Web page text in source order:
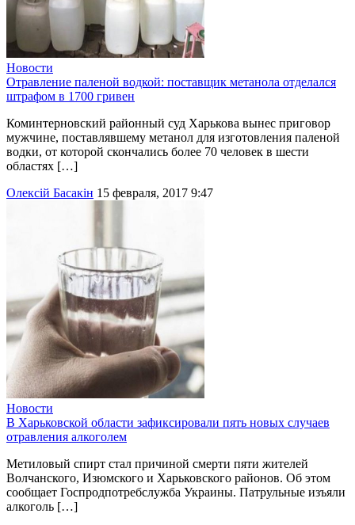
Новости
Отравление паленой водкой: поставщик метанола отделался
штрафом в 1700 гривен
Коминтерновский районный суд Харькова вынес приговор
мужчине, поставлявшему метанол для изготовления паленой
водки, от которой скончались более 70 человек в шести
областях […]
Олексій Басакін 15 февраля, 2017 9:47
Новости
В Харьковской области зафиксировали пять новых случаев
отравления алкоголем
Метиловый спирт стал причиной смерти пяти жителей
Волчанского, Изюмского и Харьковского районов. Об этом
сообщает Госпродпотребслужба Украины. Патрульные изъяли
алкоголь […]